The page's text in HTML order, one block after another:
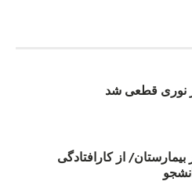
قطعی شد
از کارافتادگی